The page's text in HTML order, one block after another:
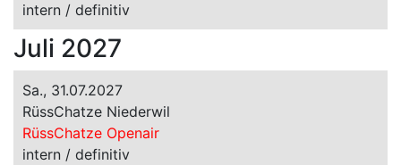
intern / definitiv
Juli 2027
Sa., 31.07.2027
RüssChatze Niederwil
RüssChatze Openair
intern / definitiv